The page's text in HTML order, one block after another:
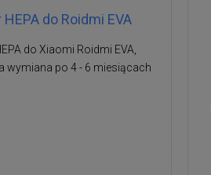
HEPA do Roidmi EVA
do Xiaomi Roidmi EVA,
wymiana po 4 - 6 miesiącach